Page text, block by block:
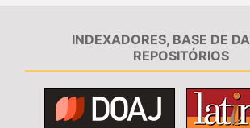
INDEXADORES, BASE DE
REPOSITÓRIOS